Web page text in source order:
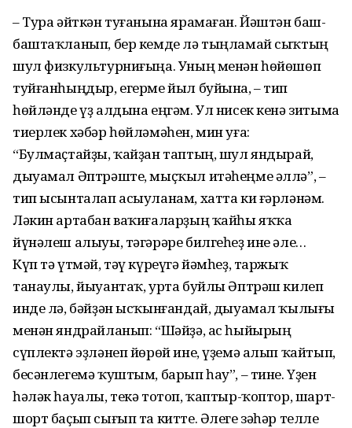
– Тура әйткән туғанына ярамаған. Йәштән баш-
баштаҡланып, бер кемде лә тыңламай сыҡтың
шул физкультурниғыңа. Уның менән һөйөшөп
туйғанһыңдыр, егерме йыл буйына, – тип
һөйләнде үҙ алдына еңгәм. Ул нисек кенә зитыма
тиерлек хәбәр һөйләмәһен, мин уға:
“Булмаҫтайҙы, ҡайҙан таптың, шул яндырай,
дыуамал Әптрәште, мыҫҡыл итәһеңме әллә”, –
тип ысынталап асыуланам, хатта ки ғәрләнәм.
Ләкин артабан ваҡиғаларҙың ҡайһы яҡҡа
йүнәлеш алыуы, тәгәрәре билгеһеҙ ине әле…
Күп тә үтмәй, тәү күреүгә йәмһеҙ, таржыҡ
танаулы, йыуантаҡ, урта буйлы Әптрәш килеп
инде лә, бәйҙән ысҡынғандай, дыуамал ҡылығы
менән яндрайланып: “Шәйҙә, ас һыйырың
сүплектә эҙләнеп йөрөй ине, үҙемә алып ҡайтып,
бесәнлегемә ҡуштым, барып һау”, – тине. Үҙен
һәләк һауалы, текә тотоп, ҡаптыр-ҡоптор, шарт-
шорт баҫып сығып та китте. Әлеге зәһәр телле